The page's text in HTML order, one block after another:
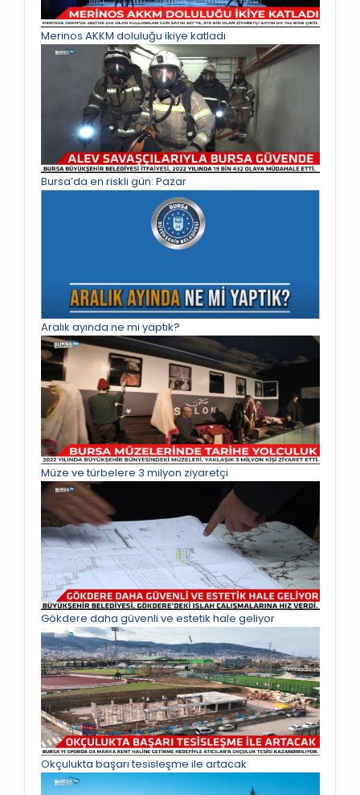
Merinos AKKM doluluğu ikiye katladı
Bursa’da en riskli gün: Pazar
Aralık ayında ne mi yaptık?
Müze ve türbelere 3 milyon ziyaretçi
Gökdere daha güvenli ve estetik hale geliyor
Okçulukta başarı tesisleşme ile artacak